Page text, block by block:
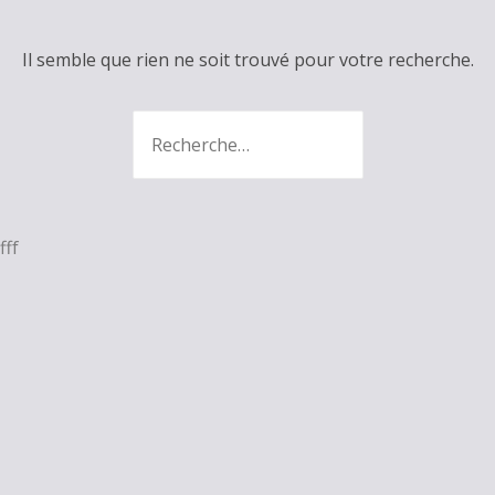
Il semble que rien ne soit trouvé pour votre recherche.
fff